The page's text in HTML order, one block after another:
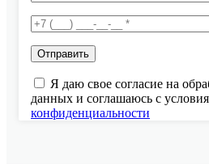
Я даю свое согласие на
данных и соглашаюсь с
конфиденциальности